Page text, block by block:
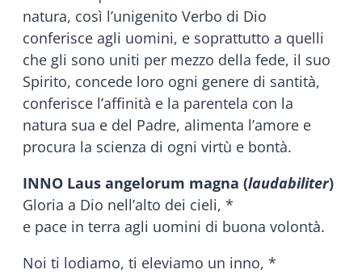
natura, così l’unigenito Verbo di Dio
conferisce agli uomini, e soprattutto a quelli
che gli sono uniti per mezzo della fede, il suo
Spirito, concede loro ogni genere di santità,
conferisce l’affinità e la parentela con la
natura sua e del Padre, alimenta l’amore e
procura la scienza di ogni virtù e bontà.
INNO Laus angelorum magna (laudabiliter)
Gloria a Dio nell’alto dei cieli, *
e pace in terra agli uomini di buona volontà.
Noi ti lodiamo, ti eleviamo un inno, *